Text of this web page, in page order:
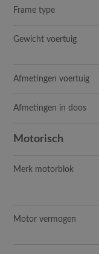
Frame type
Gewicht voertuig
Afmetingen voertuig
Afmetingen in doos
Motorisch
Merk motorblok
Motor vermogen